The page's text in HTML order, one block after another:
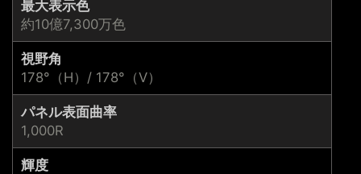
最大表示色
約10億7,300万色
視野角
178°（H）/ 178°（V）
パネル表面曲率
1,000R
輝度